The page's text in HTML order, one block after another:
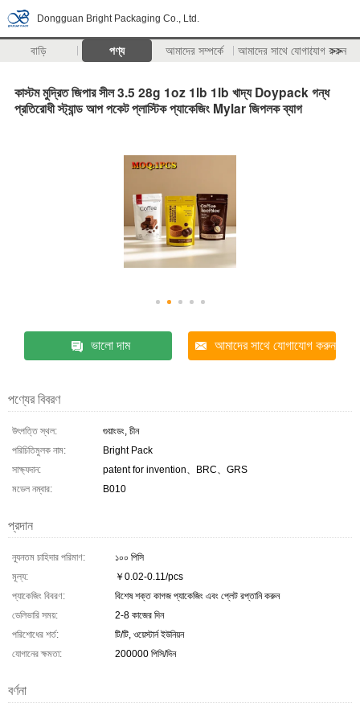
Dongguan Bright Packaging Co., Ltd.
বাড়ি পণ্য আমাদের সম্পর্কে আমাদের সাথে যোগাযোগ করুন
>>
কাস্টম মুদ্রিত জিপার সীল 3.5 28g 1oz 1lb 1lb খাদ্য Doypack গন্ধ
প্রতিরোধী স্ট্যান্ড আপ পকেট প্লাস্টিক প্যাকেজিং Mylar জিপলক ব্যাগ
ভালো দাম আমাদের সাথে যোগাযোগ করুন
পণ্যের বিবরণ
উৎপত্তি স্থল:
গুয়াংডং, চীন
পরিচিতিমুলক নাম:
Bright Pack
সাক্ষ্যদান:
patent for invention、BRC、GRS
মডেল নম্বার:
B010
প্রদান
ন্যূনতম চাহিদার পরিমাণ:
১০০ পিসি
মূল্য:
￥0.02-0.11/pcs
প্যাকেজিং বিবরণ:
বিশেষ শক্ত কাগজ প্যাকেজিং এবং প্লেট রপ্তানি করুন
ডেলিভারি সময়:
2-8 কাজের দিন
পরিশোধের শর্ত:
টি/টি, ওয়েস্টার্ন ইউনিয়ন
যোগানের ক্ষমতা:
200000 পিসি/দিন
বর্ণনা